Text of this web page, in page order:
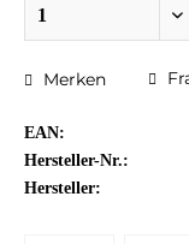
Merken
EAN:
Hersteller-Nr.:
Hersteller: